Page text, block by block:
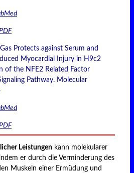
Protects against Serum and
Myocardial Injury in H9c2
of the NFE2 Related Factor
Pathway. Molecular
Leistungen kann molekularer
er durch die Verminderung des
Muskeln einer Ermüdung und